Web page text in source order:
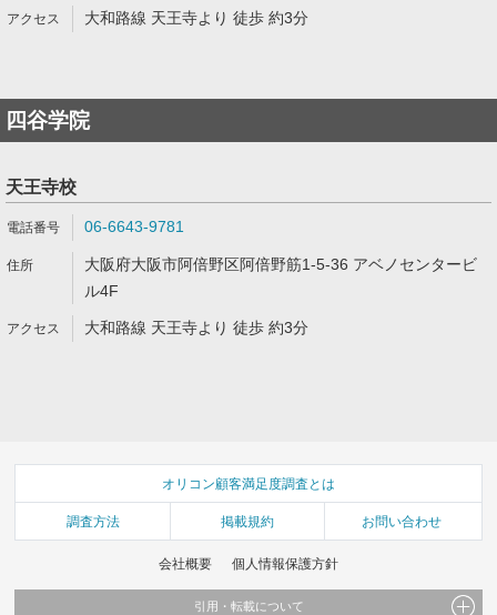
大和路線 天王寺より 徒歩 約3分
四谷学院
天王寺校
06-6643-9781
大阪府大阪市阿倍野区阿倍野筋1-5-36 アベノセンタービ
ル4F
大和路線 天王寺より 徒歩 約3分
オリコン顧客満足度調査とは
調査方法 掲載規約 お問い合わせ
会社概要 個人情報保護方針
引用・転載について